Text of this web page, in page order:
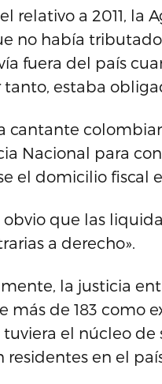
relativo a 2011,
no había
fuera del país
tanto, estaba
cantante
Nacional para
el domicilio fiscal
obvio que las
a derecho».
la justicia
más de 183 como
el núcleo de
residentes en el